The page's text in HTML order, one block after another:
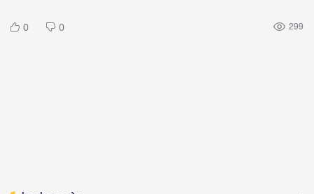
0 0 299